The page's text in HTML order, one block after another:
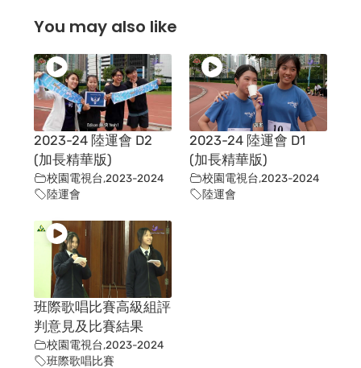
You may also like
2023-24 陸運會 D2
(加長精華版)
校園電視台,2023-2024
陸運會
2023-24 陸運會 D1
(加長精華版)
校園電視台,2023-2024
陸運會
班際歌唱比賽高級組評
判意見及比賽結果
校園電視台,2023-2024
班際歌唱比賽